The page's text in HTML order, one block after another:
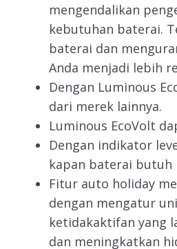
mengendalikan
kebutuhan baterai.
baterai dan
Anda menjadi lebih
Dengan Luminous
dari merek lainnya.
Luminous EcoVolt
Dengan indikator
kapan baterai butuh
Fitur auto holiday
dengan mengatur
ketidakaktifan yang
dan meningkatkan